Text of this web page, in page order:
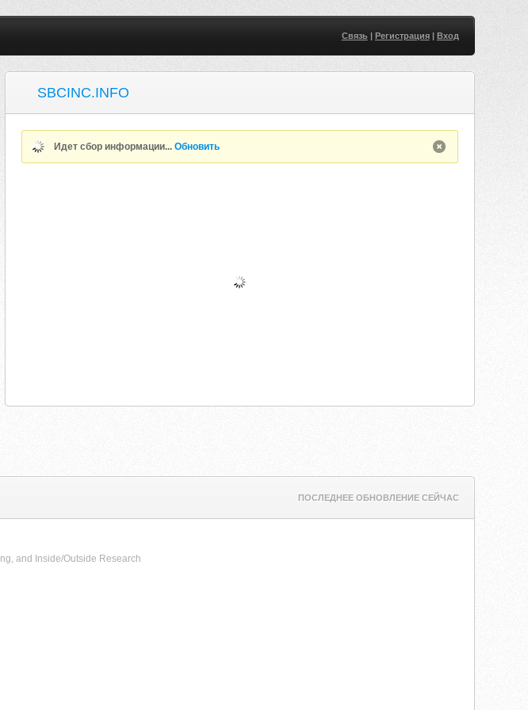
Связь| Регистрация| Вход
SBCINC.INFO
Идет сбор информации...Обновить
ПОСЛЕДНЕЕ ОБНОВЛЕНИЕ СЕЙЧАС
ng, and Inside/Outside Research